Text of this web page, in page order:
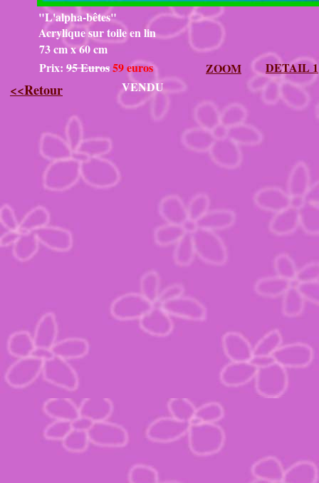
VENDU
"L'alpha-bêtes"
Acrylique sur toile en lin
73 cm x 60 cm
Prix: 95 Euros59 euros ZOOM
<<Retour
DETAIL 1